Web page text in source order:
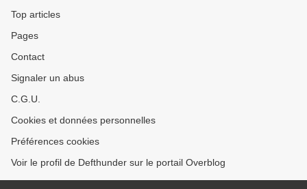
Top articles
Pages
Contact
Signaler un abus
C.G.U.
Cookies et données personnelles
Préférences cookies
Voir le profil de Defthunder sur le portail Overblog